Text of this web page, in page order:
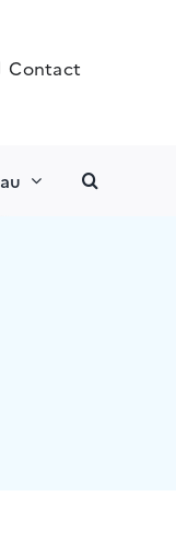
Contact